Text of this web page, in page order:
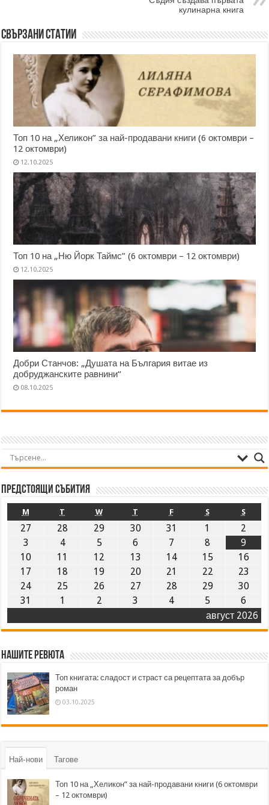
кулинарна книга
Свързани статии
Топ 10 на „Хеликон” за най-продавани книги (6 октомври –
12 октомври)
12.10.2025
Топ 10 на „Ню Йорк Таймс” (6 октомври – 12 октомври)
12.10.2025
Добри Станчов: „Душата на България витае из
добруджанските равнини“
08.10.2025
Предстоящи събития
август 2026
M T W T F S S
27 28 29 30 31 1
2
3
4 5 6 7 8
9
10
11 12 13 14 15
16
17
18 19 20 21 22
23
24
25 26 27 28 29
30
31
1 2 3 4 5 6
Нашите ревюта
Топ книгата: сладост и страст са рецептата за добър
роман
03.10.2025
Най-нови Тагове
Топ 10 на „Хеликон” за най-продавани книги (6 октомври
– 12 октомври)